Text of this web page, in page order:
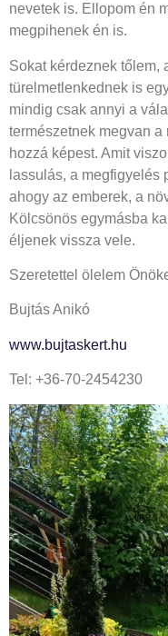
nevetek is. Ellopom én
megpihenek én is.
Sokat kérdeznek tőlem,
türelmetlenkednek is
mindig csak annyi a
természetnek megvan
hozzá képest. Amit
lassulás, a megfigyelés
ahogy az emberek, a
Kölcsönös egymásba
éljenek vissza vele.
Szeretettel ölelem
Bujtás Anikó
www.bujtaskert.hu
Tel: +36-70-2454230